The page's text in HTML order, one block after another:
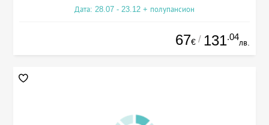
Дата: 28.07 - 23.12 + полупансион
67€ / 131.04
лв.